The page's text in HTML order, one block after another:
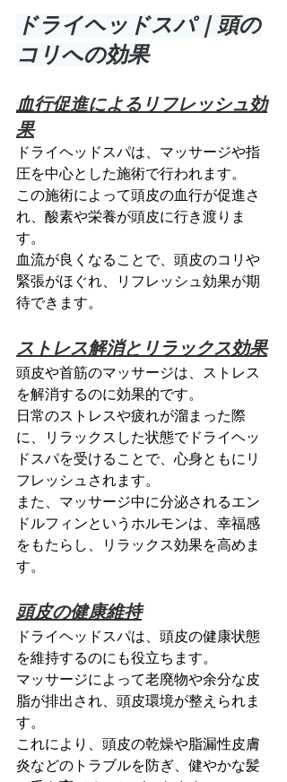
ドライヘッドスパ｜頭の
コリへの効果
血行促進によるリフレッシュ効
果
ドライヘッドスパは、マッサージや指
圧を中心とした施術で行われます。
この施術によって頭皮の血行が促進さ
れ、酸素や栄養が頭皮に行き渡りま
す。
血流が良くなることで、頭皮のコリや
緊張がほぐれ、リフレッシュ効果が期
待できます。
ストレス解消とリラックス効果
頭皮や首筋のマッサージは、ストレス
を解消するのに効果的です。
日常のストレスや疲れが溜まった際
に、リラックスした状態でドライヘッ
ドスパを受けることで、心身ともにリ
フレッシュされます。
また、マッサージ中に分泌されるエン
ドルフィンというホルモンは、幸福感
をもたらし、リラックス効果を高めま
す。
頭皮の健康維持
ドライヘッドスパは、頭皮の健康状態
を維持するのにも役立ちます。
マッサージによって老廃物や余分な皮
脂が排出され、頭皮環境が整えられま
す。
これにより、頭皮の乾燥や脂漏性皮膚
炎などのトラブルを防ぎ、健やかな髪